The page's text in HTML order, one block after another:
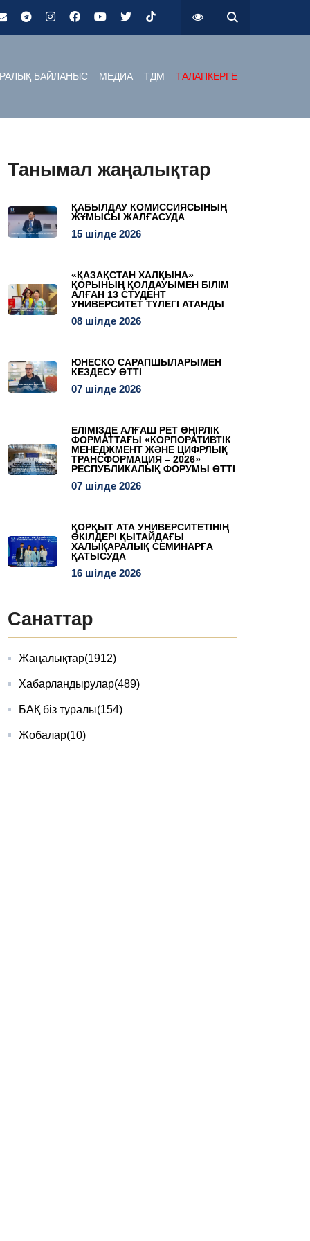
БАЙЛАНЫС МЕДИА ТДМ ТАЛАПКЕРГЕ
Танымал жаңалықтар
ҚАБЫЛДАУ КОМИССИЯСЫНЫҢ
ЖҰМЫСЫ ЖАЛҒАСУДА
15 шілде 2026
«ҚАЗАҚСТАН ХАЛҚЫНА»
ҚОРЫНЫҢ ҚОЛДАУЫМЕН БІЛІМ
АЛҒАН 13 СТУДЕНТ
УНИВЕРСИТЕТ ТҮЛЕГІ АТАНДЫ
08 шілде 2026
ЮНЕСКО САРАПШЫЛАРЫМЕН
КЕЗДЕСУ ӨТТІ
07 шілде 2026
ЕЛІМІЗДЕ АЛҒАШ РЕТ ӨҢІРЛІК
ФОРМАТТАҒЫ «КОРПОРАТИВТІК
МЕНЕДЖМЕНТ ЖӘНЕ ЦИФРЛЫҚ
ТРАНСФОРМАЦИЯ – 2026»
РЕСПУБЛИКАЛЫҚ ФОРУМЫ ӨТТІ
07 шілде 2026
ҚОРҚЫТ АТА УНИВЕРСИТЕТІНІҢ
ӨКІЛДЕРІ ҚЫТАЙДАҒЫ
ХАЛЫҚАРАЛЫҚ СЕМИНАРҒА
ҚАТЫСУДА
16 шілде 2026
Санаттар
Жаңалықтар(1912)
Хабарландырулар(489)
БАҚ біз туралы(154)
Жобалар(10)